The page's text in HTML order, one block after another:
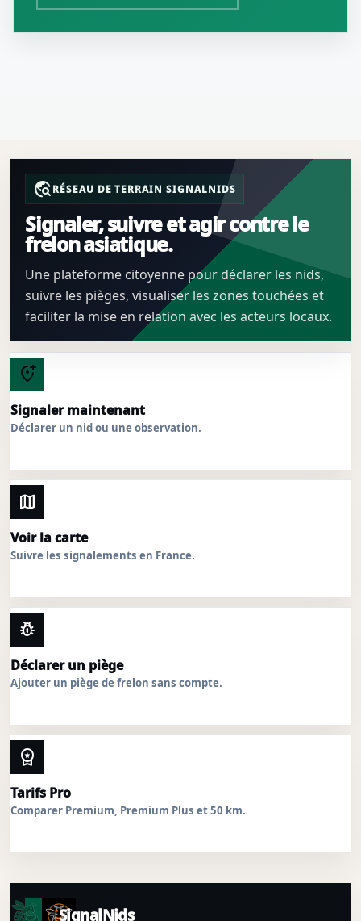
travel_exploreRÉSEAU DE TERRAIN SIGNALNIDS
Signaler, suivre et agir contre le
frelon asiatique.
Une plateforme citoyenne pour déclarer les nids,
suivre les pièges, visualiser les zones touchées et
faciliter la mise en relation avec les acteurs locaux.
add_location_alt
Signaler maintenant
Déclarer un nid ou une observation.
map
Voir la carte
Suivre les signalements en France.
pest_control
Déclarer un piège
Ajouter un piège de frelon sans compte.
workspace_premium
Tarifs Pro
Comparer Premium, Premium Plus et 50 km.
SignalNids